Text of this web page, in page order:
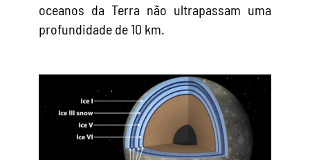
oceanos da Terra não ultrapassam uma
profundidade de 10 km.